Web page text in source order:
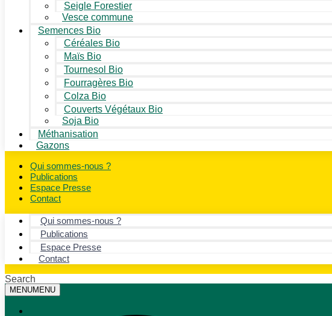
Seigle Forestier
Vesce commune
Semences Bio
Céréales Bio
Maïs Bio
Tournesol Bio
Fourragères Bio
Colza Bio
Couverts Végétaux Bio
Soja Bio
Méthanisation
Gazons
Qui sommes-nous ?
Publications
Espace Presse
Contact
Qui sommes-nous ?
Publications
Espace Presse
Contact
Search
MENUMENU